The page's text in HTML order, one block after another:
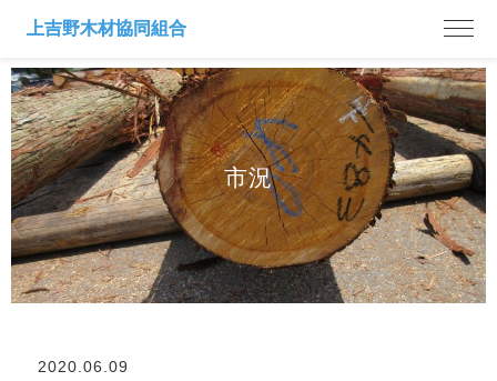
市況
2020.06.09